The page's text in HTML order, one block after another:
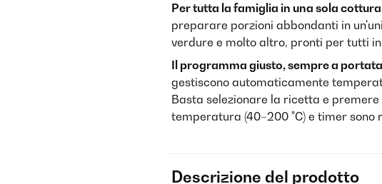
Per tutta la famiglia in una sola
preparare porzioni abbondanti in
verdure e molto altro, pronti per tutti
Il programma giusto, sempre a
gestiscono automaticamente
Basta selezionare la ricetta e
temperatura (40–200 °C) e timer
Descrizione del prodotto